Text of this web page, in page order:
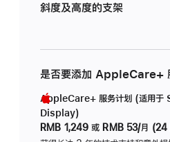
斜度及高度的支架
是否要添加 AppleCare+
AppleCare+ 服务计划 (适用于
Display)
RMB 1,249 或 RMB 53/月 (24